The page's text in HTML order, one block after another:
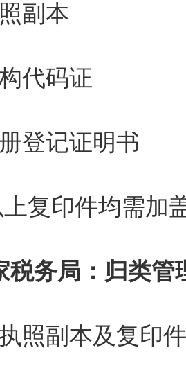
副本
代码证
登记证明书
复印件均需加
税务局：归类管
照副本及复印